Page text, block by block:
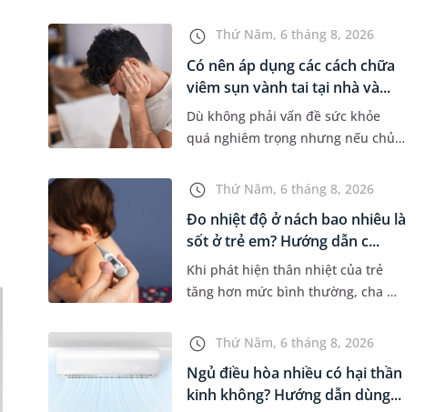
nước mũi thường xuyên khiến
người bệnh khó chịu. Tuy nhiên,...
Thứ Năm, 6 tháng 8, 2026
Có nên áp dụng các cách chữa
viêm sụn vành tai tại nhà và...
Dù không phải vấn đề sức khỏe
quá nghiêm trọng nhưng nếu chủ
bệnh có thể phải đối mặt với một
số biến chứng. Nếu chưa xuất hiệ...
Thứ Năm, 6 tháng 8, 2026
Đo nhiệt độ ở nách bao nhiêu là
sốt ở trẻ em? Hướng dẫn c...
Khi phát hiện thân nhiệt của trẻ
tăng hơn mức bình thường, cha mẹ
Tuy nhiên, không phải ai cũng biết
đo nhiệt độ ở nách bao...
Thứ Năm, 6 tháng 8, 2026
Ngủ điều hòa nhiều có hại thần
kinh không? Hướng dẫn dùng...